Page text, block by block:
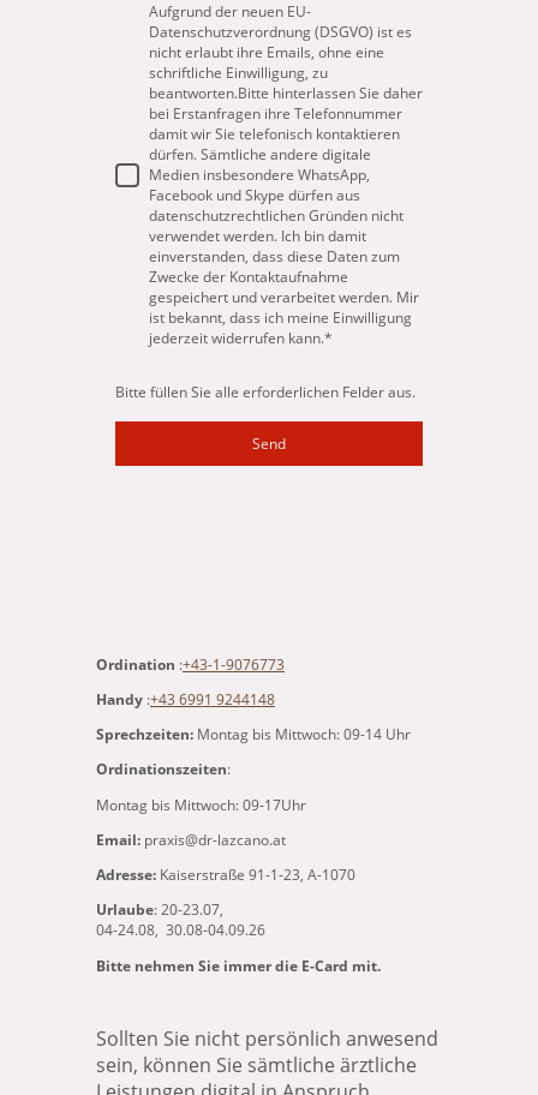
Aufgrund der neuen EU-
Datenschutzverordnung (DSGVO) ist es
nicht erlaubt ihre Emails, ohne eine
schriftliche Einwilligung, zu
beantworten.Bitte hinterlassen Sie daher
bei Erstanfragen ihre Telefonnummer
damit wir Sie telefonisch kontaktieren
dürfen. Sämtliche andere digitale
Medien insbesondere WhatsApp,
Facebook und Skype dürfen aus
datenschutzrechtlichen Gründen nicht
verwendet werden. Ich bin damit
einverstanden, dass diese Daten zum
Zwecke der Kontaktaufnahme
gespeichert und verarbeitet werden. Mir
ist bekannt, dass ich meine Einwilligung
jederzeit widerrufen kann.*
Bitte füllen Sie alle erforderlichen Felder aus.
Send
Ordination :+43-1-9076773
Handy :+43 6991 9244148
Sprechzeiten: Montag bis Mittwoch: 09-14 Uhr
Ordinationszeiten:
Montag bis Mittwoch: 09-17Uhr
Email: praxis@dr-lazcano.at
Adresse: Kaiserstraße 91-1-23, A-1070
Urlaube: 20-23.07,
04-24.08, 30.08-04.09.26
Bitte nehmen Sie immer die E-Card mit.
Sollten Sie nicht persönlich anwesend
sein, können Sie sämtliche ärztliche